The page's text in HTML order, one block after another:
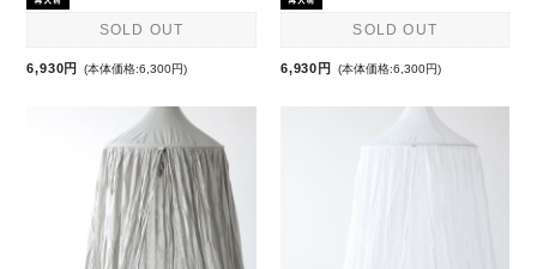
SOLD OUT
6,930円 (本体価格:6,300円)
SOLD OUT
6,930円 (本体価格:6,300円)